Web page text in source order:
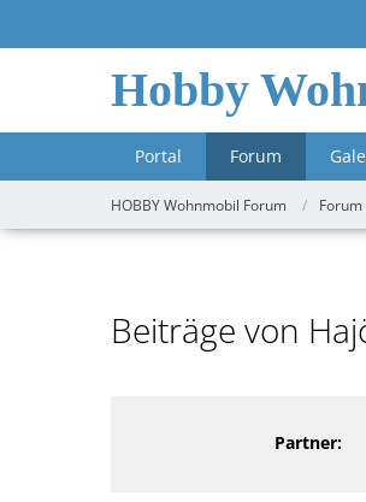
Hobby
Portal Forum
HOBBY Wohnmobil Forum Forum
Beiträge von
Partner: